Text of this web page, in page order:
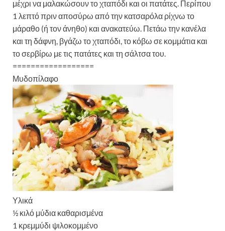
μέχρι να μαλακώσουν το χταπόδι και οι πατάτες. Περίπου
1 λεπτό πριν αποσύρω από την κατσαρόλα ρίχνω το
μάραθο (ή τον άνηθο) και ανακατεύω. Πετάω την κανέλα
και τη δάφνη, βγάζω το χταπόδι, το κόβω σε κομμάτια και
το σερβίρω με τις πατάτες και τη σάλτσα του.
==================
Μυδοπίλαφο
Υλικά
½ κιλό μύδια καθαρισμένα
1 κρεμμύδι ψιλοκομμένο